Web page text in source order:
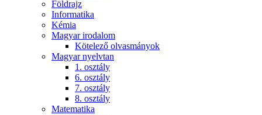
Földrajz
Informatika
Kémia
Magyar irodalom
Kötelező olvasmányok
Magyar nyelvtan
1. osztály
6. osztály
7. osztály
8. osztály
Matematika